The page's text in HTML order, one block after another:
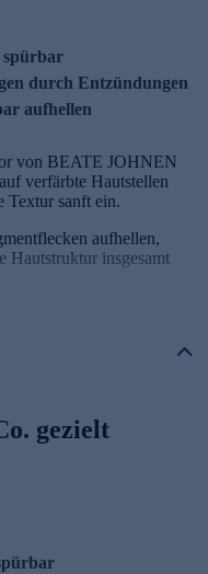
durch Entzündungen
aufhellen
von BEATE JOHNEN
verfärbte Hautstellen
Textur sanft ein.
aufhellen,
Hautstruktur insgesamt
vorbeugen.
Inhaltsstoffen
erscheinen und
des Spot Corrector
gezielt